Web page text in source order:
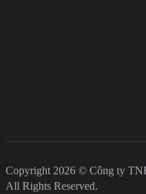
Copyright 2026 © Công ty
All Rights Reserved.